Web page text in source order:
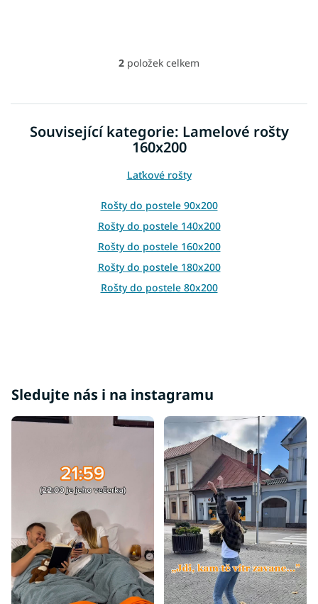
O
á
d
a
c
p
v
k
y
v
ý
p
i
s
2 položek celkem
Související kategorie: Lamelové rošty
160x200
Laťkové rošty
Rošty do postele 90x200
Rošty do postele 140x200
Rošty do postele 160x200
Rošty do postele 180x200
Rošty do postele 80x200
Sledujte nás i na instagramu